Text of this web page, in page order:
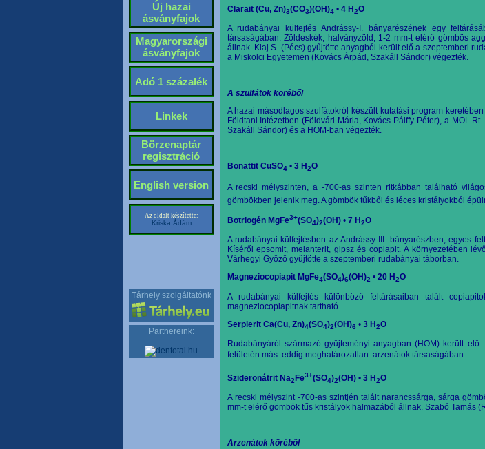
Új hazai
ásványfajok
Magyarországi
ásványfajok
Adó 1 százalék
Linkek
Börzenaptár
regisztráció
English version
Az oldalt készítette:
Kriska Ádám
Tárhely szolgáltatónk
Partnereink:
Clarait (Cu, Zn)3(CO3)(OH)4 •4 H 2O
A rudabányai külfejtés Andrássy-I. bányarészének egy
társaságában. Zöldeskék, halványzöld, 1-2 mm-t elérő gömbös
állnak. Klaj S. (Pécs) gyűjtötte anyagból került elő a szeptemberi
a Miskolci Egyetemen (Kovács Árpád, Szakáll Sándor) végezték.
A szulfátok köréből
A hazai másodlagos szulfátokról
készült kutatási program
Földtani Intézetben (Földvári Mária, Kovács-Pálffy Péter), a MOL
Szakáll Sándor) és a HOM-ban végezték.
Bonattit CuSO4 •3 H 2O
A recski mélyszinten, a -700-as szinten ritkábban található
gömbökben jelenik meg. A gömbök tűkből és léces kristályokból
Botriogén MgFe3+(SO4)2(OH) •7 H2O
A rudabányai külfejtésben az Andrássy-III. bányarészben, egyes
Kísérői epsomit, melanterit, gipsz és copiapit. A környezetében
Várhegyi Győző gyűjtötte a szeptemberi rudabányai táborban.
Magneziocopiapit MgFe4(SO4)6(OH)2 •20 H 2O
A rudabányai külfejtés különböző feltárásaiban talált
magneziocopiapitnak tartható.
Serpierit Ca(Cu, Zn)4(SO4)2(OH)6 •3 H2O
Rudabányáról származó gyűjteményi anyagban (HOM) került
felületén más eddig meghatározatlan arzenátok társaságában.
Szideronátrit Na2 Fe3+(SO4)2(OH) •3 H 2O
A recski mélyszint -700-as szintjén talá lt narancssárga, sárga
mm-t elérő gömbök tűs kristályok halmazából állnak. Szabó Tamás
Arzenátok köréből